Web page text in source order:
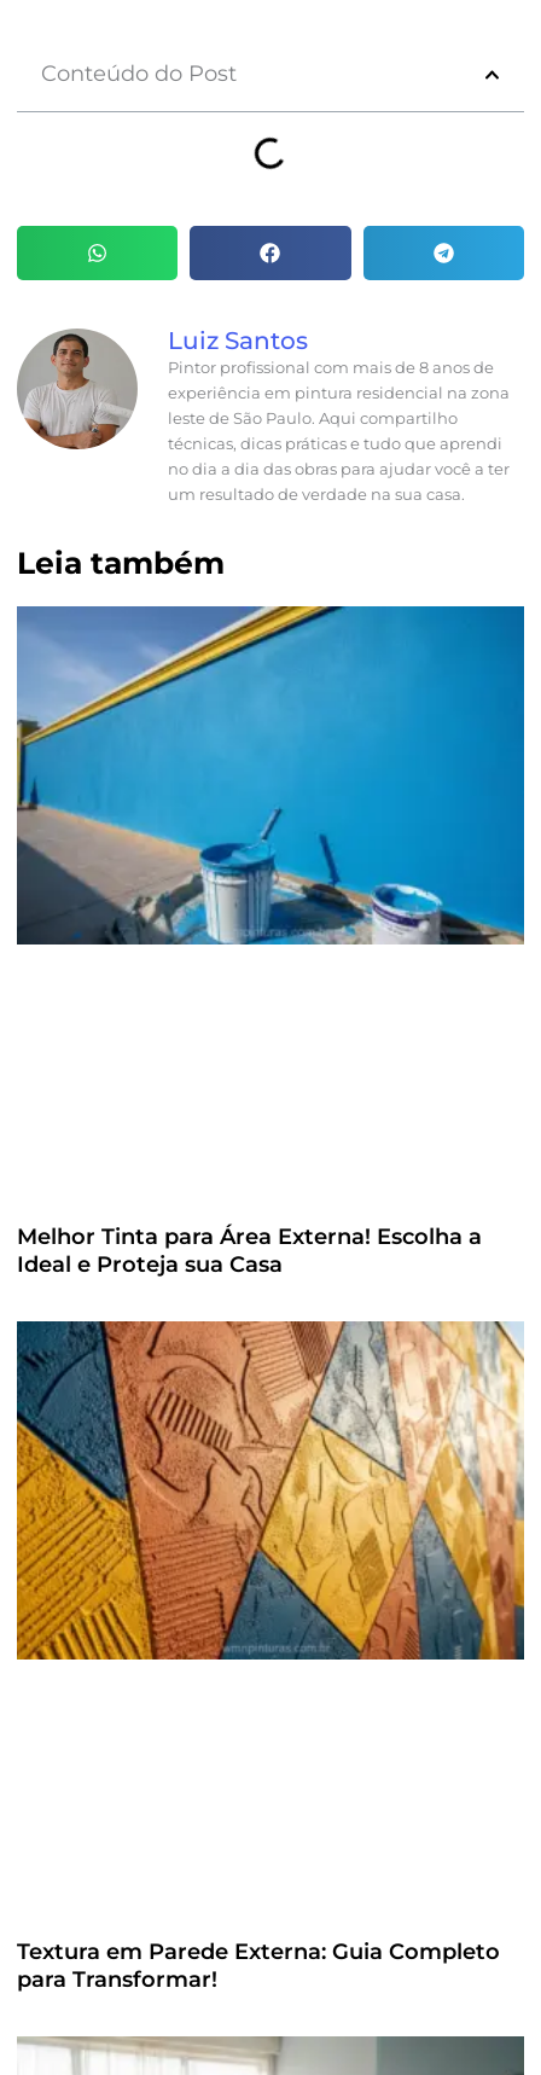
Conteúdo do Post
Luiz Santos
Pintor profissional com mais de 8 anos de
experiência em pintura residencial na zona
leste de São Paulo. Aqui compartilho
técnicas, dicas práticas e tudo que aprendi
no dia a dia das obras para ajudar você a ter
um resultado de verdade na sua casa.
Leia também
Melhor Tinta para Área Externa! Escolha a
Ideal e Proteja sua Casa
Textura em Parede Externa: Guia Completo
para Transformar!